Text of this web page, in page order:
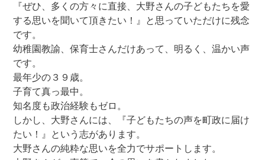
『ぜひ、多くの方々に直接、大野さんの子どもたちを愛
する思いを聞いて頂きたい！』と思っていただけに残念
です。
幼稚園教諭、保育士さんだけあって、明るく、温かい声
です。
最年少の３９歳。
子育て真っ最中。
知名度も政治経験もゼロ。
しかし、大野さんには、『子どもたちの声を町政に届け
たい！』という志があります。
大野さんの純粋な思いを全力でサポートします。